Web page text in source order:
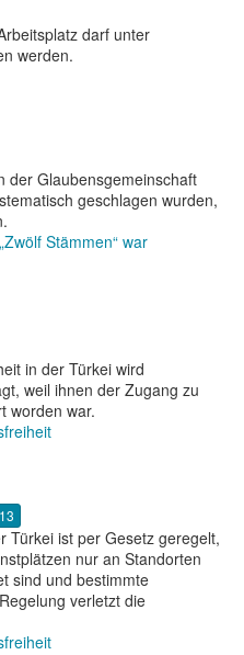
darf unter
werden.
der Glaubensgemeinschaft
geschlagen wurden,
Stämmen“ war
in der Türkei wird
weil ihnen der Zugang zu
worden war.
Türkei ist per Gesetz geregelt,
nur an Standorten
sind und bestimmte
verletzt die